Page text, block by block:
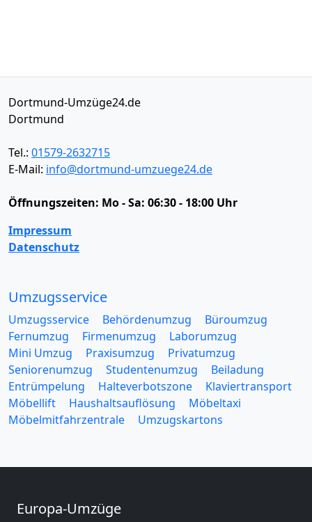
Dortmund-Umzüge24.de
Dortmund
Tel.: 01579-2632715
E-Mail: info@dortmund-umzuege24.de
Öffnungszeiten: Mo - Sa: 06:30 - 18:00 Uhr
Impressum
Datenschutz
Umzugsservice
Umzugsservice Behördenumzug
Büroumzug
Fernumzug
Firmenumzug
Laborumzug
Mini Umzug
Praxisumzug
Privatumzug
Seniorenumzug
Studentenumzug
Beiladung
Entrümpelung
Halteverbotszone
Klaviertransport
Möbellift
Haushaltsauflösung
Möbeltaxi
Möbelmitfahrzentrale
Umzugskartons
Europa-Umzüge